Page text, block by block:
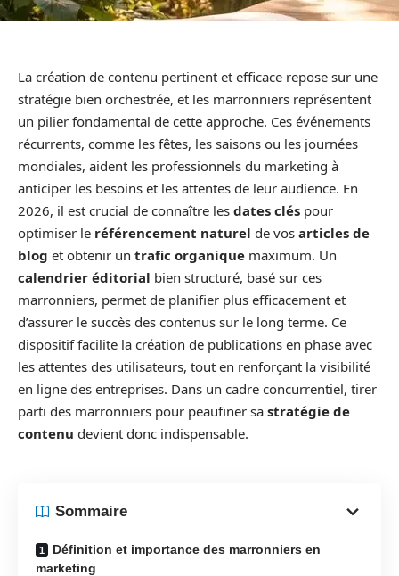
La création de contenu pertinent et efficace repose sur une
stratégie bien orchestrée, et les marronniers représentent
un pilier fondamental de cette approche. Ces événements
récurrents, comme les fêtes, les saisons ou les journées
mondiales, aident les professionnels du marketing à
anticiper les besoins et les attentes de leur audience. En
2026, il est crucial de connaître les dates clés pour
optimiser le référencement naturel de vos articles de
blog et obtenir un trafic organique maximum. Un
calendrier éditorial bien structuré, basé sur ces
marronniers, permet de planifier plus efficacement et
d’assurer le succès des contenus sur le long terme. Ce
dispositif facilite la création de publications en phase avec
les attentes des utilisateurs, tout en renforçant la visibilité
en ligne des entreprises. Dans un cadre concurrentiel, tirer
parti des marronniers pour peaufiner sa stratégie de
contenu devient donc indispensable.
Sommaire
Définition et importance des marronniers en
marketing